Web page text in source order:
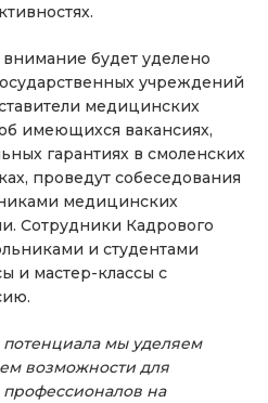
будет уделено
учреждений
медицинских
имеющихся вакансиях,
гарантиях в смоленских
проведут собеседования
медицинских
Сотрудники Кадрового
и студентами
и мастер-классы с
мы уделяем
возможности для
на